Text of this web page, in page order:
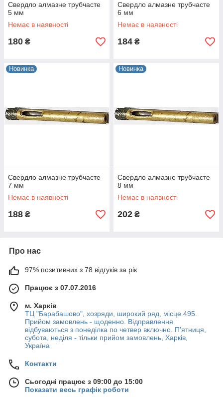
Свердло алмазне трубчасте
5 мм
Немає в наявності
180 ₴
Свердло алмазне трубчасте
6 мм
Немає в наявності
184 ₴
Новинка
Свердло алмазне трубчасте
7 мм
Немає в наявності
188 ₴
Новинка
Свердло алмазне трубчасте
8 мм
Немає в наявності
202 ₴
Про нас
97% позитивних з 78 відгуків за рік
Працює з 07.07.2016
м. Харків
ТЦ "Барабашово", хозряди, широкий ряд, місце 495.
Прийом замовлень - щоденно. Відправлення
відбуваються з понеділка по четвер включно. П'ятниця,
субота, неділя - тільки прийом замовлень, Харків,
Україна
Контакти
Сьогодні працює з 09:00 до 15:00
Показати весь графік роботи